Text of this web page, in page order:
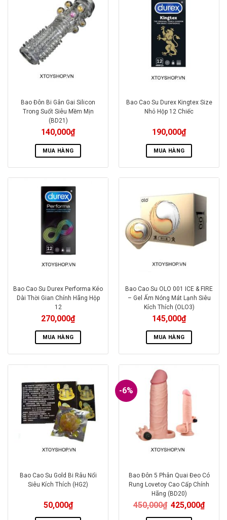
Bao Đôn Bi Gân Gai Silicon
Trong Suốt Siêu Mềm Mịn
(BD21)
140,000₫
MUA HÀNG
Bao Cao Su Durex Kingtex Size
Nhỏ Hộp 12 Chiếc
190,000₫
MUA HÀNG
Bao Cao Su Durex Performa Kéo
Dài Thời Gian Chính Hãng Hộp
12
270,000₫
MUA HÀNG
Bao Cao Su OLO 001 ICE & FIRE
– Gel Ấm Nóng Mát Lạnh Siêu
Kích Thích (OLO3)
145,000₫
MUA HÀNG
Bao Cao Su Gold Bi Râu Nổi
Siêu Kích Thích (HG2)
50,000₫
-6%
Bao Đôn 5 Phân Quai Đeo Có
Rung Lovetoy Cao Cấp Chính
Hãng (BD20)
450,000₫ 425,000₫